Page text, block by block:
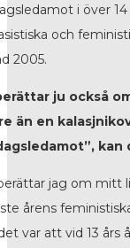
i över
och
2005.
ju också
än en
kan
jag om mitt
årens
var att vid 13 års